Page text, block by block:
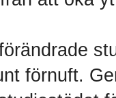
förnuft.